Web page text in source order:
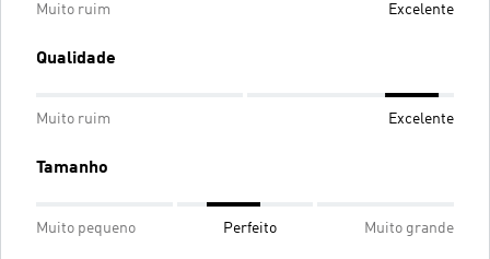
Muito ruim Excelente
Qualidade
Muito ruim Excelente
Tamanho
Muito pequeno Perfeito Muito grande